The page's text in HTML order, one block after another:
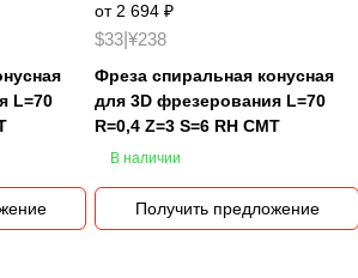
L=70
от 2 694 ₽
$33 ¥238
Фреза спиральная конусная
для 3D фрезерования L=70
R=0,4 Z=3 S=6 RH CMT
В наличии
Получить предложение